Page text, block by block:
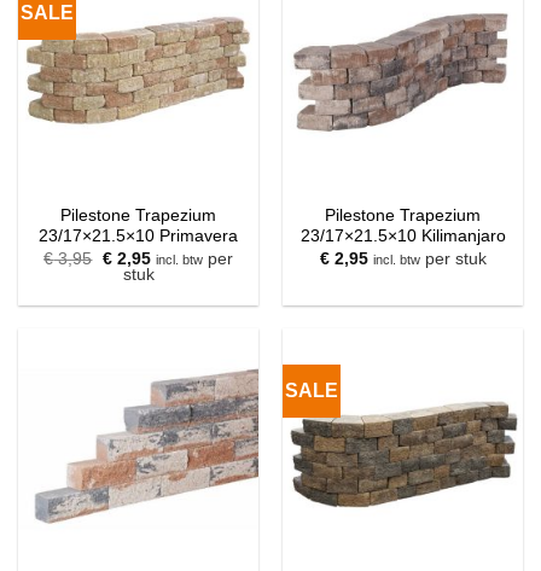
SALE
Pilestone Trapezium
23/17×21.5×10 Primavera
€3,95 Oorspronkelijke
prijs
€ 3,95.
€2,95Huidige
prijs
€ 2,95.
incl. btwper
stuk
Pilestone Trapezium
23/17×21.5×10 Kilimanjaro
€2,95 incl. btwper stuk
SALE